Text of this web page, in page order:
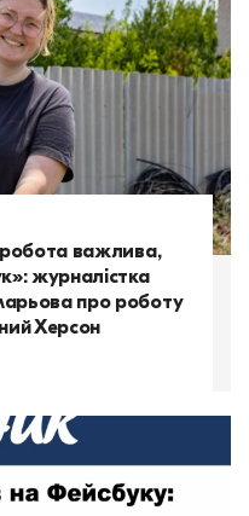
робота важлива,
журналістка
про роботу
Херсон